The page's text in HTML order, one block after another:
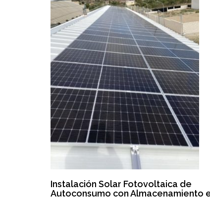
Instalación Solar Fotovoltaica de
Autoconsumo con Almacenamiento